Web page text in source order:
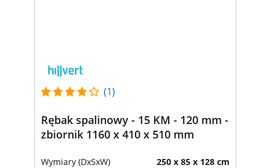
(1)
Rębak spalinowy - 15 KM - 120 mm -
zbiornik 1160 x 410 x 510 mm
Wymiary (DxSxW) 250 x 85 x 128 cm